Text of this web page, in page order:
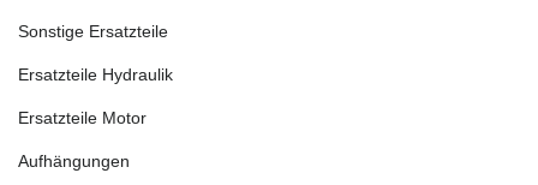
Sonstige Ersatzteile
Ersatzteile Hydraulik
Ersatzteile Motor
Aufhängungen